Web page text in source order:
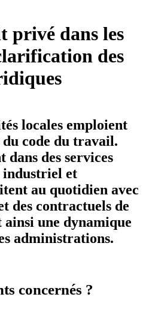
privé dans les
des
locales emploient
du code du travail.
dans des services
industriel et
au quotidien avec
des contractuels de
une dynamique
administrations.
concernés ?